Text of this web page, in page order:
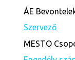
ÁE
Szervező
MESTO